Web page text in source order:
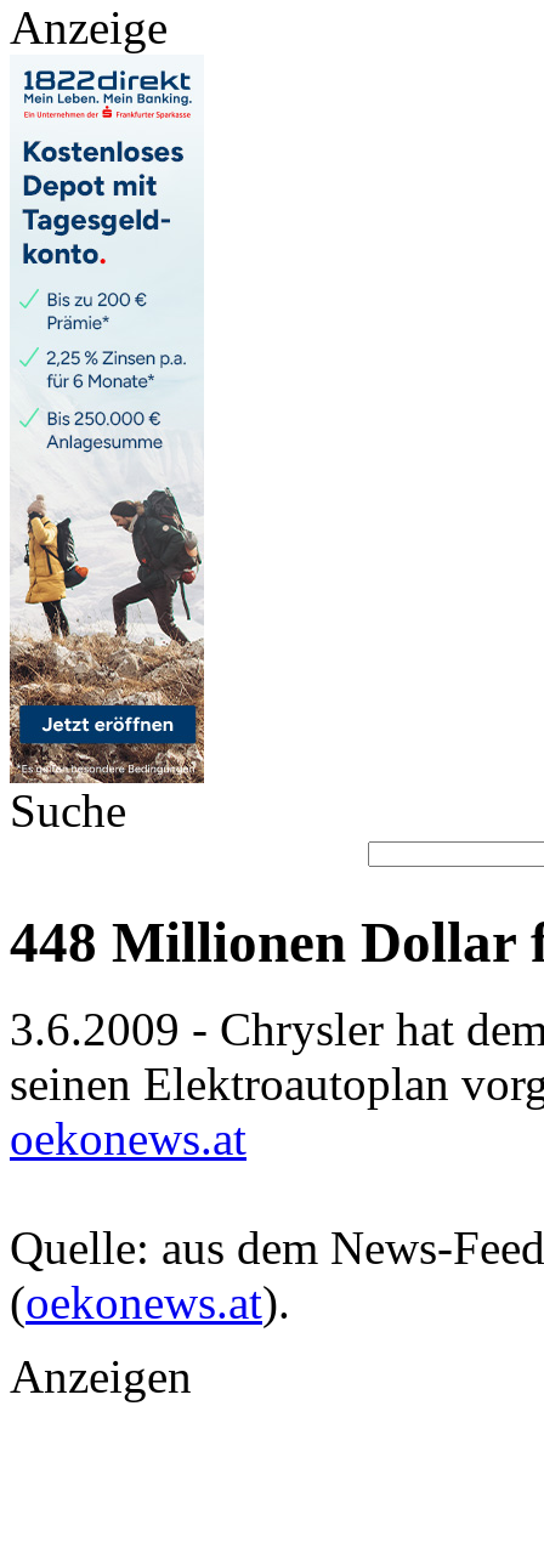
Anzeige
Suche
448 Millionen Dollar
3.6.2009 - Chrysler hat
seinen Elektroautoplan
oekonews.at
Quelle: aus dem News-
(oekonews.at).
Anzeigen